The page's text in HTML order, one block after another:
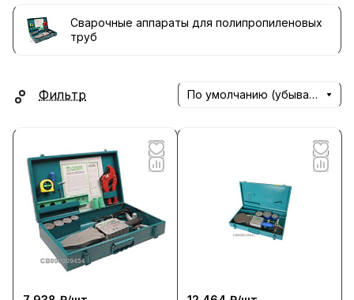
Сварочные аппараты для полипропиленовых
труб
Фильтр По умолчанию (убывание)